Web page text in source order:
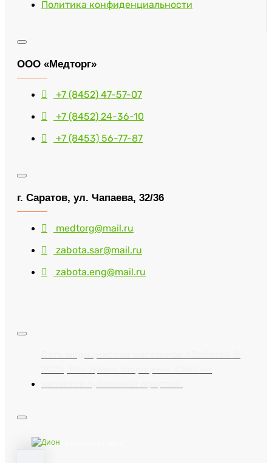
Политика конфиденциальности
ООО «Медторг»
+7 (8452) 47-57-07
+7 (8452) 24-36-10
+7 (8453) 56-77-87
г. Саратов, ул. Чапаева, 32/36
medtorg@mail.ru
zabota.sar@mail.ru
zabota.eng@mail.ru